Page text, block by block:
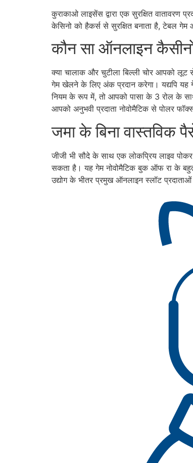
कुराकाओ लाइसेंस द्वारा एक सुरक्षित वातावरण
केसिनो को हैकर्स से सुरक्षित बनाता है, टेबल
कौन सा ऑनलाइन
क्या चालाक और चुटीला बिल्ली चोर आपको लूट
गेम खेलने के लिए अंक प्रदान करेगा। यद्यपि यह
नियम के रूप में, तो आपको पासा के 3 रोल के
आपको अनुभवी प्रदाता नोवोमैटिक से पोलर
जमा के बिना वास्तविक
जीजी भी सौदे के साथ एक लोकप्रिय लाइव
सकता है। यह गेम नोवोमैटिक बुक ऑफ रा के
उद्योग के भीतर प्रमुख ऑनलाइन स्लॉट